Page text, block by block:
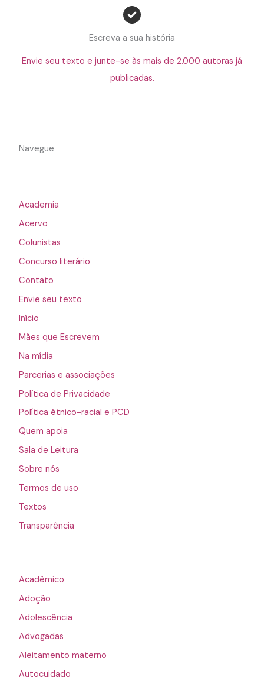
Escreva a sua história
Envie seu texto e junte-se às mais de 2.000 autoras já
publicadas.
Navegue
Academia
Acervo
Colunistas
Concurso literário
Contato
Envie seu texto
Início
Mães que Escrevem
Na mídia
Parcerias e associações
Política de Privacidade
Política étnico-racial e PCD
Quem apoia
Sala de Leitura
Sobre nós
Termos de uso
Textos
Transparência
Acadêmico
Adoção
Adolescência
Advogadas
Aleitamento materno
Autocuidado